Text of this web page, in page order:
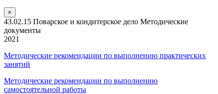
×
43.02.15 Поварское и кондитерское дело Методические
документы
2021
Методические рекомендации по выполнению практических
занятий
Методические рекомендации по выполнению
самостоятельной работы